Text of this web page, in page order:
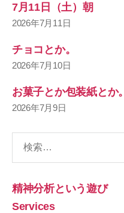
7月11日（土）朝
2026年7月11日
チョコとか。
2026年7月10日
お菓子とか包装紙とか。
2026年7月9日
象:
精神分析という遊び
Services